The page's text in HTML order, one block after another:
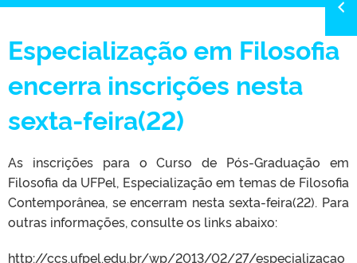
Especialização em Filosofia
encerra inscrições nesta
sexta-feira(22)
As inscrições para o Curso de Pós-Graduação em
Filosofia da UFPel, Especialização em temas de Filosofia
Contemporânea, se encerram nesta sexta-feira(22). Para
outras informações, consulte os links abaixo:
http://ccs.ufpel.edu.br/wp/2013/02/27/especializacao